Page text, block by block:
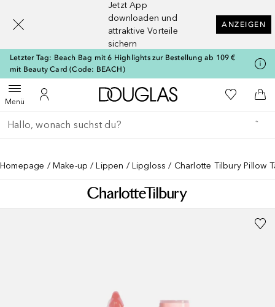
Jetzt App
downloaden und
attraktive Vorteile
sichern
ANZEIGEN
Letzter Tag: Beach Bag mit 6 Highlights zur Bestellung ab 109 €
mit Beauty Card (Code: BEACH)
MenüMenü öffnenZu Meinem Kundenkonto
Zur Douglas Startseite
Zu Meiner
Gehe zurück
Suche ausführen
Homepage Make-up Lippen Lipgloss Charlotte Tilbury Pillow
[navigation.slideout.screenreader]